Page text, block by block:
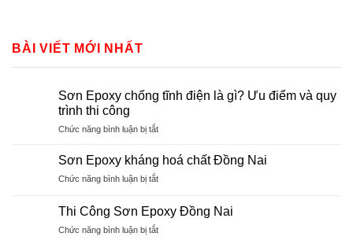
BÀI VIẾT MỚI NHẤT
Sơn Epoxy chống tĩnh điện là gì? Ưu điểm và quy
trình thi công
Chức năng bình luận bị tắtở
Epoxy
chống
tĩnh
là
Ưu
Sơn Epoxy kháng hoá chất Đồng Nai
Chức năng bình luận bị tắtở
Epoxy
kháng
hoá
Thi Công Sơn Epoxy Đồng Nai
Chức năng bình luận bị tắtở